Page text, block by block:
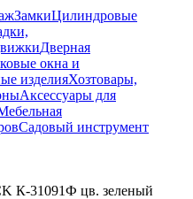
ЗамкиЦилиндровые
Дверная
окна и
изделияХозтовары,
Аксессуары для
Садовый инструмент
К-31091Ф цв. зеленый